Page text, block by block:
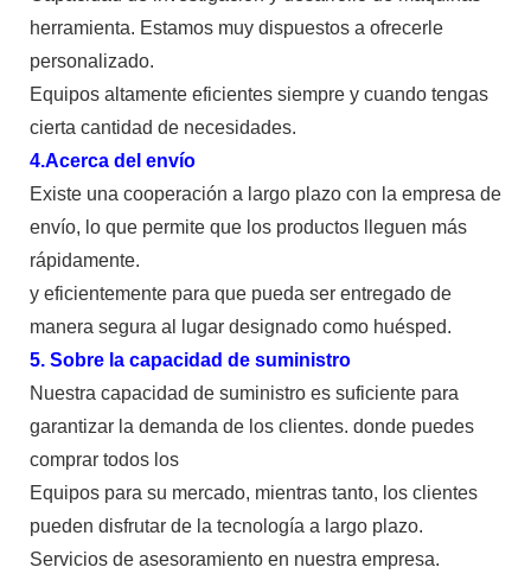
herramienta. Estamos muy dispuestos a ofrecerle
personalizado.
Equipos altamente eficientes siempre y cuando tengas
cierta cantidad de necesidades.
4.Acerca del envío
Existe una cooperación a largo plazo con la empresa de
envío, lo que permite que los productos lleguen más
rápidamente.
y eficientemente para que pueda ser entregado de
manera segura al lugar designado como huésped.
5. Sobre la capacidad de suministro
Nuestra capacidad de suministro es suficiente para
garantizar la demanda de los clientes. donde puedes
comprar todos los
Equipos para su mercado, mientras tanto, los clientes
pueden disfrutar de la tecnología a largo plazo.
Servicios de asesoramiento en nuestra empresa.